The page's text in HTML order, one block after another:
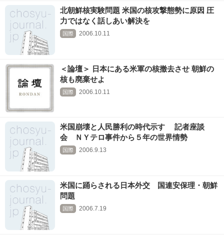
北朝鮮核実験問題 米国の核攻撃態勢に原因 圧
力ではなく話しあい解決を
国際 2006.10.11
＜論壇＞ 日本にある米軍の核撤去させ 朝鮮の
核も廃棄せよ
国際 2006.10.11
米国崩壊と人民勝利の時代示す 記者座談
会 ＮＹテロ事件から５年の世界情勢
国際 2006.9.13
米国に踊らされる日本外交 国連安保理・朝鮮
問題
国際 2006.7.19